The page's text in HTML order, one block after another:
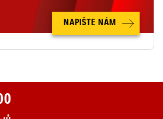
NAPIŠTE NÁM